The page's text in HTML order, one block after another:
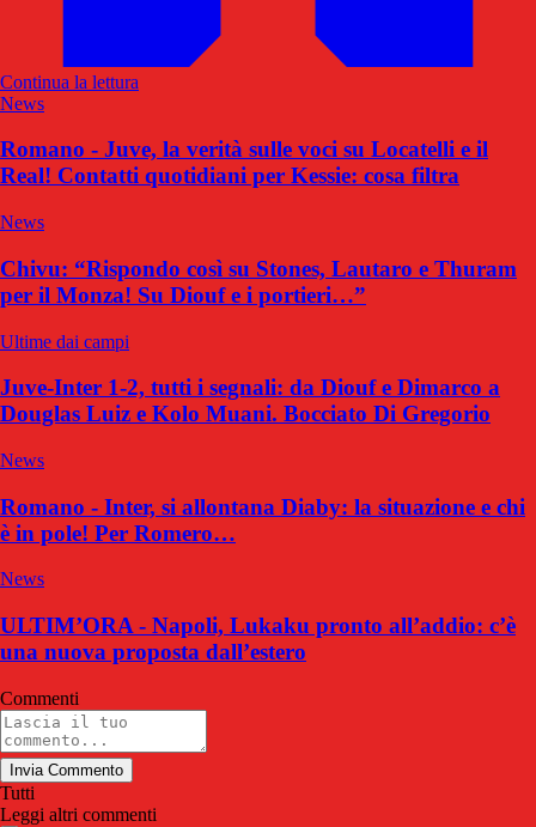
Continua la lettura
News
Romano - Juve, la verità sulle voci su Locatelli e il
Real! Contatti quotidiani per Kessie: cosa filtra
News
Chivu: “Rispondo così su Stones, Lautaro e Thuram
per il Monza! Su Diouf e i portieri…”
Ultime dai campi
Juve-Inter 1-2, tutti i segnali: da Diouf e Dimarco a
Douglas Luiz e Kolo Muani. Bocciato Di Gregorio
News
Romano - Inter, si allontana Diaby: la situazione e chi
è in pole! Per Romero…
News
ULTIM’ORA - Napoli, Lukaku pronto all’addio: c’è
una nuova proposta dall’estero
Commenti
Invia Commento
Tutti
Leggi altri commenti